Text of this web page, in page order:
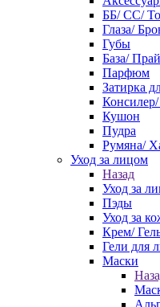
ББ/ СС/
Глаза/
Губы
База/
Парфюм
Затирка
Кушон
Пудра
Румяна/
Уход за лицом
Назад
Уход за
Пэды
Уход за
Крем/
Гели для
Маски